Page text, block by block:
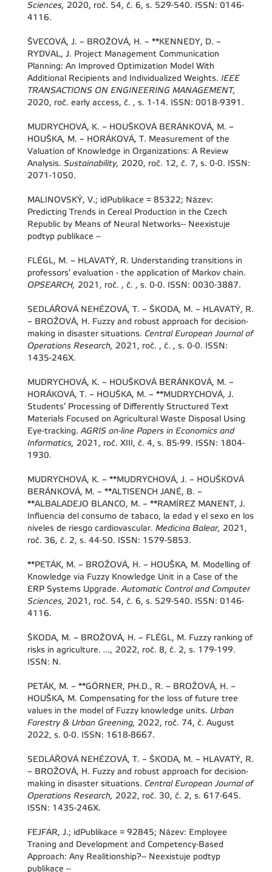
Sciences, 2020, roč. 54, č. 6, s. 529-540. ISSN: 0146-
4116.
ŠVECOVÁ, J. – BROŽOVÁ, H. – **KENNEDY, D. –
RYDVAL, J. Project Management Communication
Planning: An Improved Optimization Model With
Additional Recipients and Individualized Weights. IEEE
TRANSACTIONS ON ENGINEERING MANAGEMENT,
2020, roč. early access, č. , s. 1-14. ISSN: 0018-9391.
MUDRYCHOVÁ, K. – HOUŠKOVÁ BERÁNKOVÁ, M. –
HOUŠKA, M. – HORÁKOVÁ, T. Measurement of the
Valuation of Knowledge in Organizations: A Review
Analysis. Sustainability, 2020, roč. 12, č. 7, s. 0-0. ISSN:
2071-1050.
MALINOVSKÝ, V.; idPublikace = 85322; Název:
Predicting Trends in Cereal Production in the Czech
Republic by Means of Neural Networks-- Neexistuje
podtyp publikace --
FLÉGL, M. – HLAVATÝ, R. Understanding transitions in
professors’ evaluation - the application of Markov chain.
OPSEARCH, 2021, roč. , č. , s. 0-0. ISSN: 0030-3887.
SEDLÁŘOVÁ NEHÉZOVÁ, T. – ŠKODA, M. – HLAVATÝ, R.
– BROŽOVÁ, H. Fuzzy and robust approach for decision-
making in disaster situations. Central European Journal of
Operations Research, 2021, roč. , č. , s. 0-0. ISSN:
1435-246X.
MUDRYCHOVÁ, K. – HOUŠKOVÁ BERÁNKOVÁ, M. –
HORÁKOVÁ, T. – HOUŠKA, M. – **MUDRYCHOVÁ, J.
Students’ Processing of Differently Structured Text
Materials Focused on Agricultural Waste Disposal Using
Eye-tracking.AGRIS on-line Papers in Economics and
Informatics, 2021, roč. XIII, č. 4, s. 85-99. ISSN: 1804-
1930.
MUDRYCHOVÁ, K. – **MUDRYCHOVÁ, J. – HOUŠKOVÁ
BERÁNKOVÁ, M. – **ALTISENCH JANÉ, B. –
**ALBALADEJO BLANCO, M. – **RAMÍREZ MANENT, J.
Influencia del consumo de tabaco, la edad y el sexo en los
niveles de riesgo cardiovascular. Medicina Balear, 2021,
roč. 36, č. 2, s. 44-50. ISSN: 1579-5853.
**PETÁK, M. – BROŽOVÁ, H. – HOUŠKA, M. Modelling of
Knowledge via Fuzzy Knowledge Unit in a Case of the
ERP Systems Upgrade.Automatic Control and Computer
Sciences, 2021, roč. 54, č. 6, s. 529-540. ISSN: 0146-
4116.
ŠKODA, M. – BROŽOVÁ, H. – FLÉGL, M. Fuzzy ranking of
risks in agriculture. ..., 2022, roč. 8, č. 2, s. 179-199.
ISSN: N.
PETÁK, M. – **GÖRNER, PH.D., R. – BROŽOVÁ, H. –
HOUŠKA, M. Compensating for the loss of future tree
values in the model of Fuzzy knowledge units. Urban
Forestry & Urban Greening, 2022, roč. 74, č. August
2022, s. 0-0. ISSN: 1618-8667.
SEDLÁŘOVÁ NEHÉZOVÁ, T. – ŠKODA, M. – HLAVATÝ, R.
– BROŽOVÁ, H. Fuzzy and robust approach for decision-
making in disaster situations. Central European Journal of
Operations Research, 2022, roč. 30, č. 2, s. 617-645.
ISSN: 1435-246X.
FEJFAR, J.; idPublikace = 92845; Název: Employee
Traning and Development and Competency-Based
Approach: Any Realitionship?-- Neexistuje podtyp
publikace --